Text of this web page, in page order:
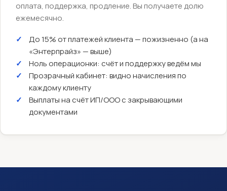
оплата, поддержка, продление. Вы получаете долю
ежемесячно.
До 15% от платежей клиента — пожизненно (а на
«Энтерпрайз» — выше)
Ноль операционки: счёт и поддержку ведём мы
Прозрачный кабинет: видно начисления по
каждому клиенту
Выплаты на счёт ИП/ООО с закрывающими
документами